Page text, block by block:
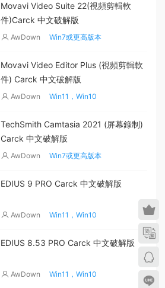
Movavi Video Suite 22(視頻剪輯軟
件)Carck 中文破解版
AwDown Win7或更高版本
Movavi Video Editor Plus (視頻剪輯軟
件) Carck 中文破解版
AwDown Win11，Win10
TechSmith Camtasia 2021 (屏幕錄制)
Carck 中文破解版
AwDown Win7或更高版本
EDIUS 9 PRO Carck 中文破解版
AwDown Win11，Win10
EDIUS 8.53 PRO Carck 中文破解版
AwDown Win11，Win10